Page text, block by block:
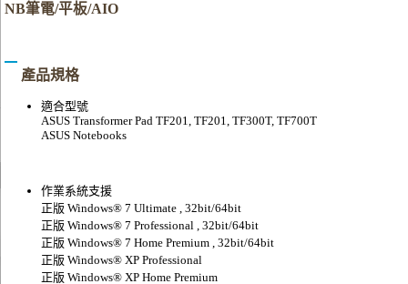
NB筆電/平板/AIO
產品規格
適合型號
ASUS Transformer Pad TF201, TF201, TF300T, TF700T
ASUS Notebooks
作業系統支援
正版 Windows® 7 Ultimate , 32bit/64bit
正版 Windows® 7 Professional , 32bit/64bit
正版 Windows® 7 Home Premium , 32bit/64bit
正版 Windows® XP Professional
正版 Windows® XP Home Premium